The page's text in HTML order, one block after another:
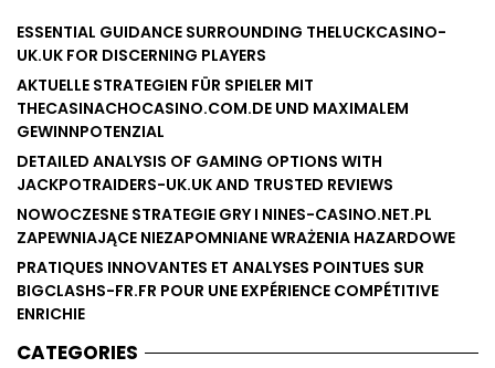
ESSENTIAL GUIDANCE SURROUNDING THELUCKCASINO-
UK.UK FOR DISCERNING PLAYERS
AKTUELLE STRATEGIEN FÜR SPIELER MIT
THECASINACHOCASINO.COM.DE UND MAXIMALEM
GEWINNPOTENZIAL
DETAILED ANALYSIS OF GAMING OPTIONS WITH
JACKPOTRAIDERS-UK.UK AND TRUSTED REVIEWS
NOWOCZESNE STRATEGIE GRY I NINES-CASINO.NET.PL
ZAPEWNIAJĄCE NIEZAPOMNIANE WRAŻENIA HAZARDOWE
PRATIQUES INNOVANTES ET ANALYSES POINTUES SUR
BIGCLASHS-FR.FR POUR UNE EXPÉRIENCE COMPÉTITIVE
ENRICHIE
CATEGORIES